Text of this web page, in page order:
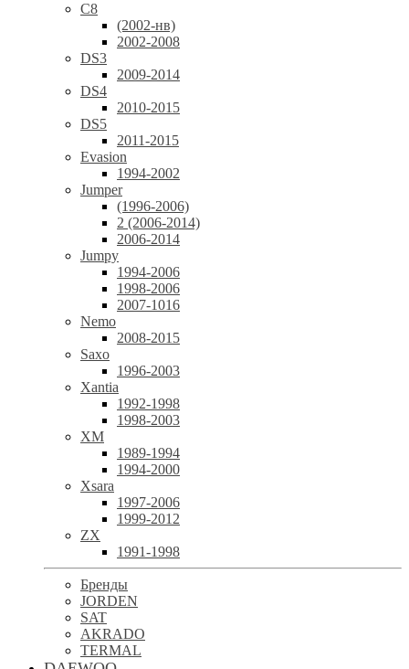
C8
(2002-нв)
2002-2008
DS3
2009-2014
DS4
2010-2015
DS5
2011-2015
Evasion
1994-2002
Jumper
(1996-2006)
2 (2006-2014)
2006-2014
Jumpy
1994-2006
1998-2006
2007-1016
Nemo
2008-2015
Saxo
1996-2003
Xantia
1992-1998
1998-2003
XM
1989-1994
1994-2000
Xsara
1997-2006
1999-2012
ZX
1991-1998
Бренды
JORDEN
SAT
AKRADO
TERMAL